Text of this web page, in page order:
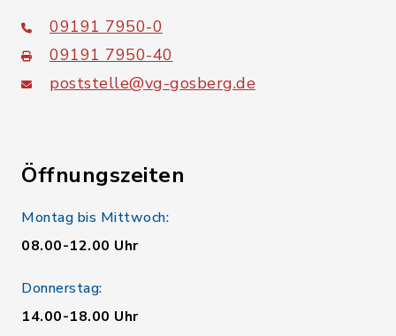
09191 7950-0
09191 7950-40
poststelle@vg-gosberg.de
Öffnungszeiten
Montag bis Mittwoch:
08.00-12.00 Uhr
Donnerstag:
14.00-18.00 Uhr